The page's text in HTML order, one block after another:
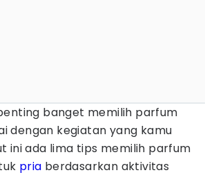
banget memilih parfum
dengan kegiatan yang kamu
ini ada lima tips memilih parfum
pria berdasarkan aktivitas